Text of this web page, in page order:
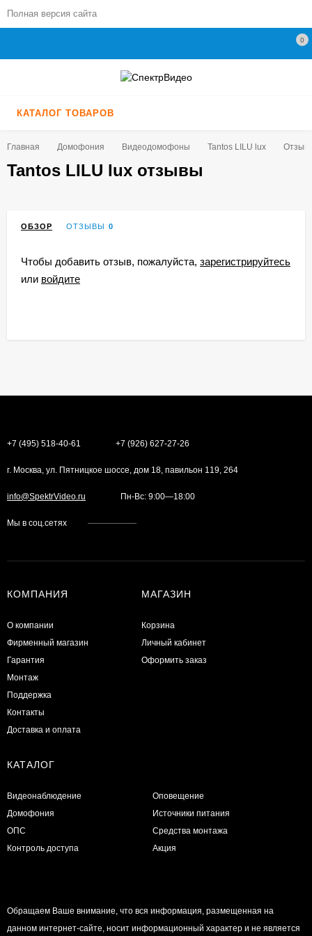
Полная версия сайта
0
КАТАЛОГ ТОВАРОВ
Главная Домофония Видеодомофоны Tantos LILU lux
Tantos LILU lux отзывы
ОБЗОР ОТЗЫВЫ 0
Чтобы добавить отзыв, пожалуйста, зарегистрируйтесь
или войдите
+7 (495) 518-40-61 +7 (926) 627-27-26
г. Москва, ул. Пятницкое шоссе, дом 18, павильон 119, 264
info@SpektrVideo.ru Пн-Вс: 9:00—18:00
Мы в соц.сетях
КОМПАНИЯ
О компании
Фирменный магазин
Гарантия
Монтаж
Поддержка
Контакты
Доставка и оплата
МАГАЗИН
Корзина
Личный кабинет
Оформить заказ
КАТАЛОГ
Видеонаблюдение
Домофония
ОПС
Контроль доступа
Оповещение
Источники питания
Средства монтажа
Акция
Обращаем Ваше внимание, что вся информация, размещенная на
данном интернет-сайте, носит информационный характер и не является